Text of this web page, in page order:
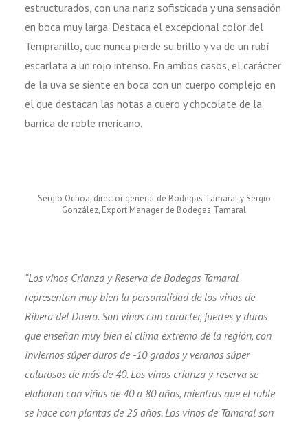
estructurados, con una nariz sofisticada y una sensación
en boca muy larga. Destaca el excepcional color del
Tempranillo, que nunca pierde su brillo y va de un rubí
escarlata a un rojo intenso. En ambos casos, el carácter
de la uva se siente en boca con un cuerpo complejo en
el que destacan las notas a cuero y chocolate de la
barrica de roble mericano.
Sergio Ochoa, director general de Bodegas Tamaral y Sergio
González, Export Manager de Bodegas Tamaral
“Los vinos Crianza y Reserva de Bodegas Tamaral
representan muy bien la personalidad de los vinos de
Ribera del Duero. Son vinos con caracter, fuertes y duros
que enseñan muy bien el clima extremo de la región, con
inviernos súper duros de -10 grados y veranos súper
calurosos de más de 40. Los vinos crianza y reserva se
elaboran con viñas de 40 a 80 años, mientras que el roble
se hace con plantas de 25 años. Los vinos de Tamaral son